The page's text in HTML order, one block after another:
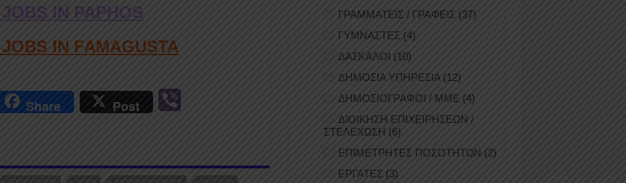
IN PAPHOS
IN FAMAGUSTA
Share Post
ΓΡΑΜΜΑΤΕΙΣ / ΓΡΑΦΕΙΣ (37)
ΓΥΜΝΑΣΤΕΣ (4)
ΔΑΣΚΑΛΟΙ (10)
ΔΗΜΟΣΙΑ ΥΠΗΡΕΣΙΑ (12)
ΔΗΜΟΣΙΟΓΡΑΦΟΙ / ΜΜΕ (4)
ΔΙΟΙΚΗΣΗ ΕΠΙΧΕΙΡΗΣΕΩΝ /
ΣΤΕΛΕΧΩΣΗ (6)
ΕΠΙΜΕΤΡΗΤΕΣ ΠΟΣΟΤΗΤΩΝ (2)
ΕΡΓΑΤΕΣ (3)